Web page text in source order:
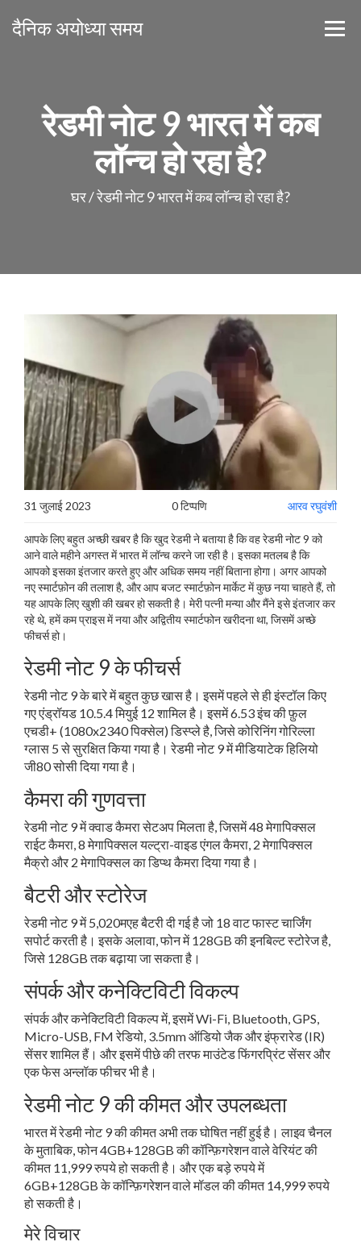
दैनिक अयोध्या समय
रेडमी नोट 9 भारत में कब
लॉन्च हो रहा है?
घर/रेडमी नोट 9 भारत में कब लॉन्च हो रहा है?
31 जुलाई 2023 0 टिप्पणि आरव रघुवंशी
आपके लिए बहुत अच्छी खबर है कि खुद रेडमी ने बताया है कि वह रेडमी नोट 9 को
आने वाले महीने अगस्त में भारत में लॉन्च करने जा रही है। इसका मतलब है कि
आपको इसका इंतजार करते हुए और अधिक समय नहीं बिताना होगा। अगर आपको
नए स्मार्टफ़ोन की तलाश है, और आप बजट स्मार्टफ़ोन मार्केट में कुछ नया चाहते हैं, तो
यह आपके लिए खुशी की खबर हो सकती है। मेरी पत्नी मन्या और मैंने इसे इंतजार कर
रहे थे, हमें कम प्राइस में नया और अद्वितीय स्मार्टफोन खरीदना था, जिसमें अच्छे
फीचर्स हो।
रेडमी नोट 9 के फीचर्स
रेडमी नोट 9 के बारे में बहुत कुछ खास है। इसमें पहले से ही इंस्टॉल किए
गए एंड्रॉयड 10.5.4 मियुई 12 शामिल है। इसमें 6.53 इंच की फ़ुल
एचडी+ (1080x2340 पिक्सेल) डिस्प्ले है, जिसे कोरिनिंग गोरिल्ला
ग्लास 5 से सुरक्षित किया गया है। रेडमी नोट 9 में मीडियाटेक हिलियो
जी80 सोसी दिया गया है।
कैमरा की गुणवत्ता
रेडमी नोट 9 में क्वाड कैमरा सेटअप मिलता है, जिसमें 48 मेगापिक्सल
राईट कैमरा, 8 मेगापिक्सल यल्ट्रा-वाइड एंगल कैमरा, 2 मेगापिक्सल
मैक्रो और 2 मेगापिक्सल का डिप्थ कैमरा दिया गया है।
बैटरी और स्टोरेज
रेडमी नोट 9 में 5,020मएह बैटरी दी गई है जो 18 वाट फास्ट चार्जिंग
सपोर्ट करती है। इसके अलावा, फोन में 128GB की इनबिल्ट स्टोरेज है,
जिसे 128GB तक बढ़ाया जा सकता है।
संपर्क और कनेक्टिविटी विकल्प
संपर्क और कनेक्टिविटी विकल्प में, इसमें Wi-Fi, Bluetooth, GPS,
Micro-USB, FM रेडियो, 3.5mm ऑडियो जैक और इंफ्रारेड (IR)
सेंसर शामिल हैं। और इसमें पीछे की तरफ माउंटेड फिंगरप्रिंट सेंसर और
एक फेस अन्लॉक फीचर भी है।
रेडमी नोट 9 की कीमत और उपलब्धता
भारत में रेडमी नोट 9 की कीमत अभी तक घोषित नहीं हुई है। लाइव चैनल
के मुताबिक, फोन 4GB+128GB की कॉन्फ़िगरेशन वाले वेरियंट की
कीमत 11,999 रुपये हो सकती है। और एक बड़े रुपये में
6GB+128GB के कॉन्फ़िगरेशन वाले मॉडल की कीमत 14,999 रुपये
हो सकती है।
मेरे विचार